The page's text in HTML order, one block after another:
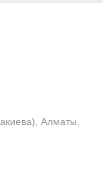
Алматы,